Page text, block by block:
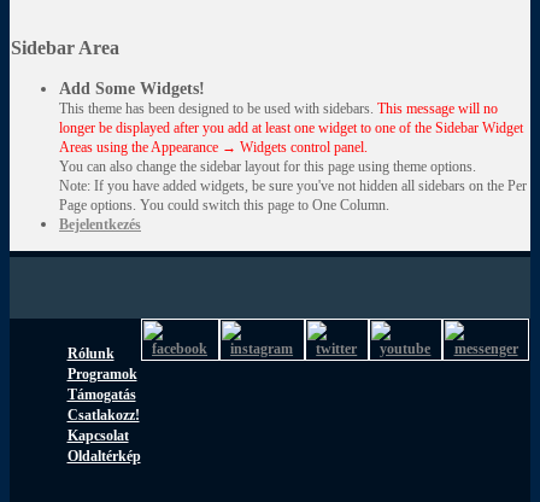
Sidebar Area
Add Some Widgets!
This theme has been designed to be used with sidebars. This message will no
longer be displayed after you add at least one widget to one of the Sidebar Widget
Areas using the Appearance → Widgets control panel.
You can also change the sidebar layout for this page using theme options.
Note: If you have added widgets, be sure you've not hidden all sidebars on the Per
Page options. You could switch this page to One Column.
Bejelentkezés
Rólunk
Programok
Támogatás
Csatlakozz!
Kapcsolat
Oldaltérkép